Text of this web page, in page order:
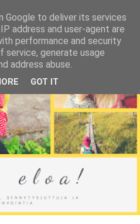
Google to deliver its services
address and user-agent are
performance and security
generate usage
address abuse.
GOT IT